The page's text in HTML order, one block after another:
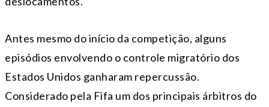
Antes mesmo do início da competição, alguns
episódios envolvendo o controle migratório dos
Estados Unidos ganharam repercussão.
Considerado pela Fifa um dos principais árbitros do